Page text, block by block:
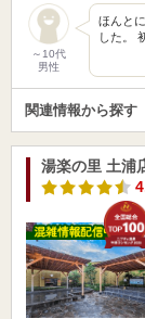
～10代
男性
ほんと
した。
関連情報から探す
湯楽の里 土浦